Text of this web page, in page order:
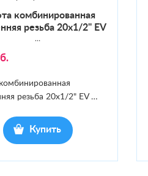
ком­би­ниро­ван­ная
резь­ба 20х1/2" EV
…
резьба 20х1/2" EV…
Купить